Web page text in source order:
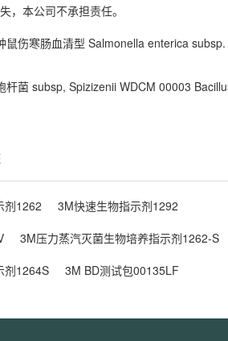
，本公司不承担责任。
鼠伤寒肠血清型 Salmonella enterica subsp.
杆菌 subsp, Spizizenii WDCM 00003
剂1262
3M快速生物指示剂1292
3M压力蒸汽灭菌生物培养指示剂1262-S
剂1264S
3M BD测试包00135LF